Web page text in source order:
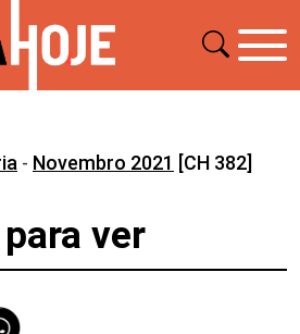
- Novembro 2021 [CH 382]
ver